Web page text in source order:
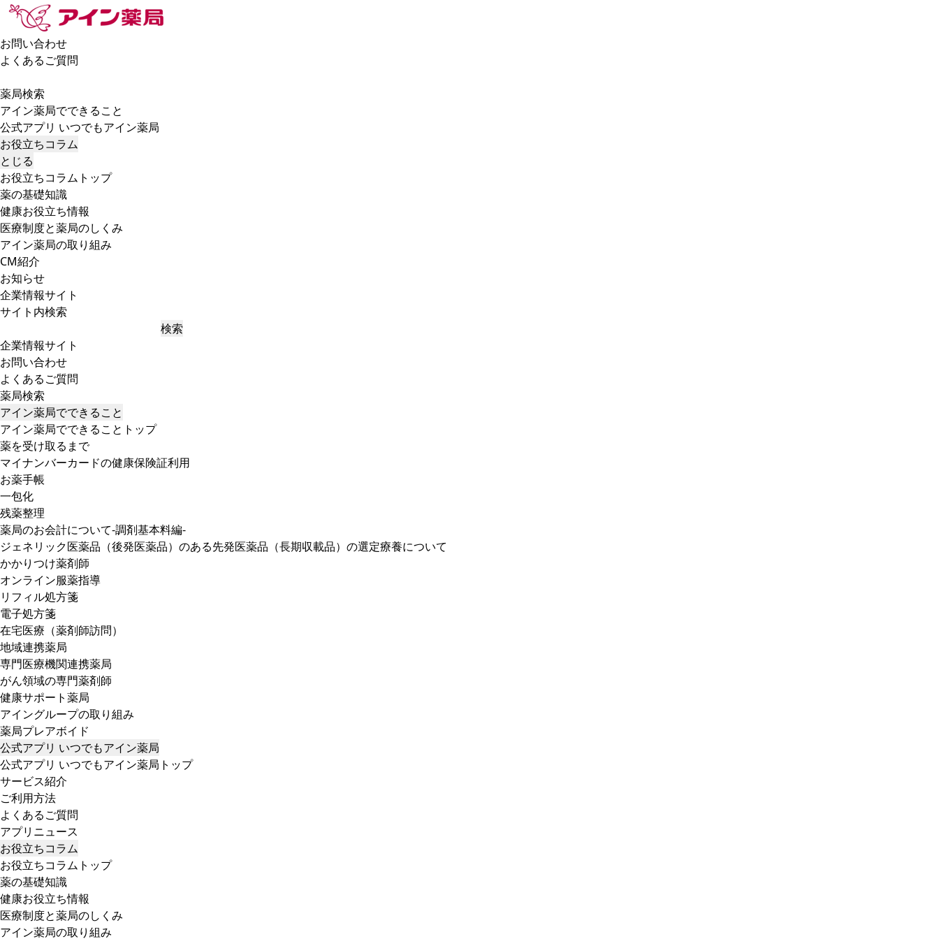
お問い合わせ
よくあるご質問
薬局検索
アイン薬局でできること
公式アプリ いつでもアイン薬局
お役立ちコラム
とじる
お役立ちコラムトップ
薬の基礎知識
健康お役立ち情報
医療制度と薬局のしくみ
アイン薬局の取り組み
CM紹介
お知らせ
企業情報サイト
サイト内検索
検索
企業情報サイト
お問い合わせ
よくあるご質問
薬局検索
アイン薬局でできること
アイン薬局でできることトップ
薬を受け取るまで
マイナンバーカードの健康保険証利用
お薬手帳
一包化
残薬整理
薬局のお会計について-調剤基本料編-
ジェネリック医薬品（後発医薬品）のある先発医薬品（長期収載品）の選定療養について
かかりつけ薬剤師
オンライン服薬指導
リフィル処方箋
電子処方箋
在宅医療（薬剤師訪問）
地域連携薬局
専門医療機関連携薬局
がん領域の専門薬剤師
健康サポート薬局
アイングループの取り組み
薬局プレアボイド
公式アプリ いつでもアイン薬局
公式アプリ いつでもアイン薬局トップ
サービス紹介
ご利用方法
よくあるご質問
アプリニュース
お役立ちコラム
お役立ちコラムトップ
薬の基礎知識
健康お役立ち情報
医療制度と薬局のしくみ
アイン薬局の取り組み